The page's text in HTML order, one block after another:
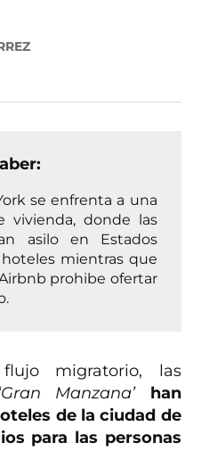
se enfrenta a una
vivienda, donde las
asilo en Estados
mientras que
prohibe ofertar
migratorio, las
‘Gran Manzana’
han
de la ciudad de
para las personas